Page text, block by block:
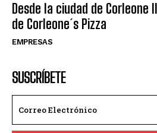
Desde la ciudad de Corleone
de Corleone´s Pizza
EMPRESAS
SUSCRÍBETE